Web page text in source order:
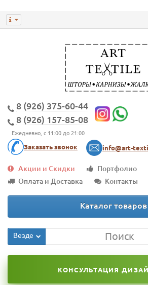
8 (926) 375-60-44
8 (926) 157-85-08
Ежедневно, с 11:00 до 21:00
Заказать звонок info@art-
Акции и Скидки
Портфолио
Оплата и Доставка
Контакты
Каталог товаров
Везде
КОНСУЛЬТАЦИЯ